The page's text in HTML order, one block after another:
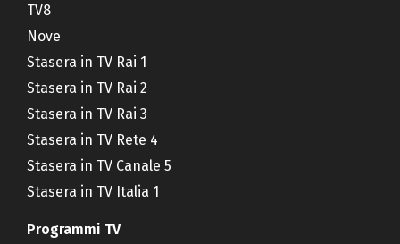
TV8
Nove
Stasera in TV Rai 1
Stasera in TV Rai 2
Stasera in TV Rai 3
Stasera in TV Rete 4
Stasera in TV Canale 5
Stasera in TV Italia 1
Programmi TV